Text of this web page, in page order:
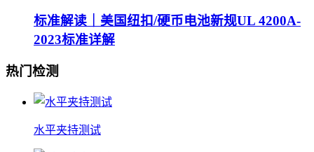
标准解读｜美国纽扣/硬币电池新规UL 4200A-
2023标准详解
热门检测
水平夹持测试